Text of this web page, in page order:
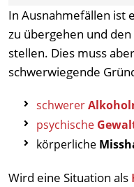
In Ausnahmefällen ist
zu übergehen und
stellen. Dies muss
schwerwiegende
schwerer
psychische
körperliche
Wird eine Situation als